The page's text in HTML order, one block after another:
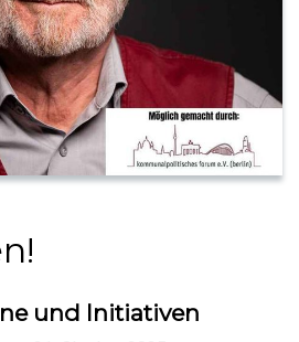
und Initiativen